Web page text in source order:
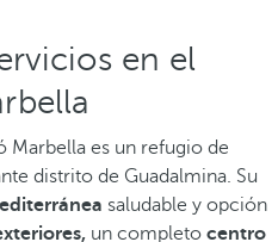
en el
Marbella es un refugio de
distrito de Guadalmina. Su
saludable y opción
un completo centro